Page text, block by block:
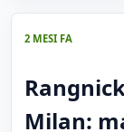
2 MESI FA
Milan: